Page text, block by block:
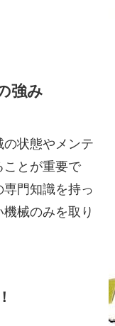
強み
状態やメンテ
ことが重要で
門知識を持っ
械のみを取り